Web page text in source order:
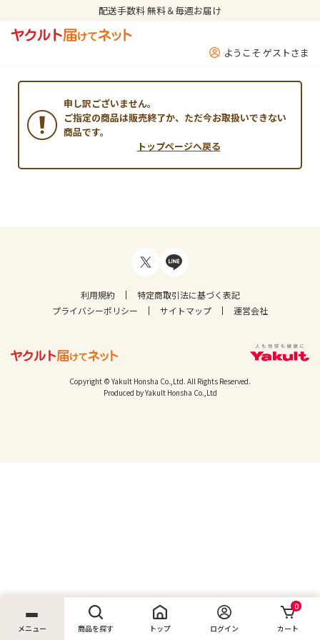
配送手数料 無料＆毎週お届け
ようこそ ゲストさま
メニュー 商品を探す トップ ログイン
0
カート
申し訳ございません。
ご指定の商品は販売終了か、ただ今お取扱いできない
商品です。
トップページへ戻る
利用規約
特定商取引法に基づく表記
プライバシーポリシー
サイトマップ 運営会社
Copyright © Yakult Honsha Co.,Ltd. All Rights Reserved.
Produced by Yakult Honsha Co.,Ltd